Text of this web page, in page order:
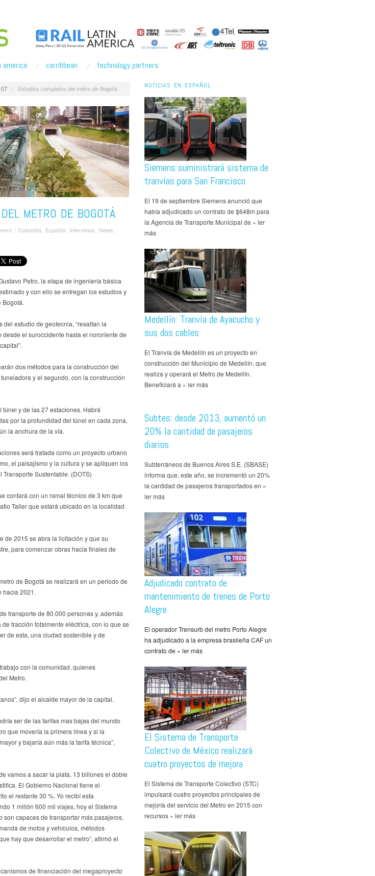
america carribbean technology partners
07 / Estudios completos del metro de Bogotá
METRO DE BOGOTÁ
/ Colombia Español Interviews News
Petro, la etapa de ingeniería básica
y con ello se entregan los estudios y
Bogotá.
estudio de geotecnia, “resaltan la
el suroccidente hasta el nororiente de
dos métodos para la construcción del
y el segundo, con la construcción
y de las 27 estaciones. Habrá
por la profundidad del túnel en cada zona,
la anchura de la vía.
será tratada como un proyecto urbano
el paisajismo y la cultura y se apliquen los
Sustentable. (DOTS)
contará con un ramal técnico de 3 km que
Taller que estará ubicado en la localidad
de 2015 se abra la licitación y que su
para comenzar obras hacia finales de
de Bogotá se realizará en un periodo de
hacia 2021.
transporte de 80.000 personas y, además
tracción totalmente eléctrica, con lo que se
de esta, una ciudad sostenible y de
con la comunidad, quienes
Metro.
dijo el alcalde mayor de la capital.
ser de las tarifas mas bajas del mundo
que movería la primera línea y si la
y bajaría aún más la tarifa técnica”,
vamos a sacar la plata, 13 billones el doble
El Gobierno Nacional tiene el
el restante 30 %. Yo recibí esta
1 millón 600 mil viajes, hoy el Sistema
capaces de transportar más pasajeros,
de motos y vehículos, métodos
hay que desarrollar el metro”, afirmó el
de financiación del megaproyecto
NOTICIAS EN ESPAÑOL
Siemens suministrará sistema de
tranvías para San Francisco
El 19 de septiembre Siemens anunció que
había adjudicado un contrato de $648m para
la Agencia de Transporte Municipal de » ler
más
Medellín: Tranvía de Ayacucho y
sus dos cables
El Tranvía de Medellín es un proyecto en
construcción del Municipio de Medellín, que
realiza y operará el Metro de Medellín.
Beneficiará a » ler más
Subtes: desde 2013, aumentó un
20% la cantidad de pasajeros
diarios
Subterráneos de Buenos Aires S.E. (SBASE)
informa que, este año, se incrementó un 20%
la cantidad de pasajeros transportados en »
ler más
Adjudicado contrato de
mantenimiento de trenes de Porto
Alegre
El operador Trensurb del metro Porto Alegre
ha adjudicado a la empresa brasileña CAF un
contrato de » ler más
El Sistema de Transporte
Colectivo de México realizará
cuatro proyectos de mejora
El Sistema de Transporte Colectivo (STC)
impulsará cuatro proyectos principales de
mejoría del servicio del Metro en 2015 con
recursos » ler más